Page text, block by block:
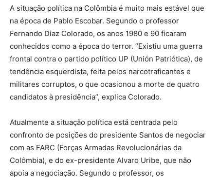
A situação política na Colômbia é muito mais estável que
na época de Pablo Escobar. Segundo o professor
Fernando Diaz Colorado, os anos 1980 e 90 ficaram
conhecidos como a época do terror. ‘’Existiu uma guerra
frontal contra o partido político UP (Unión Patriótica), de
tendência esquerdista, feita pelos narcotraficantes e
militares corruptos, o que ocasionou a morte de quatro
candidatos à presidência’’, explica Colorado.
Atualmente a situação política está centrada pelo
confronto de posições do presidente Santos de negociar
com as FARC (Forças Armadas Revolucionárias da
Colômbia), e do ex-presidente Alvaro Uribe, que não
apoia a negociação. Segundo o professor, os